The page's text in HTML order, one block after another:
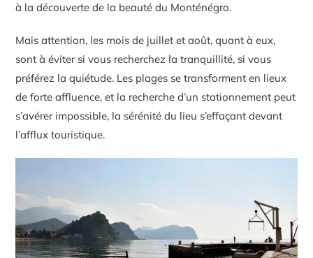
à la découverte de la beauté du Monténégro.
Mais attention, les mois de juillet et août, quant à eux,
sont à éviter si vous recherchez la tranquillité, si vous
préférez la quiétude. Les plages se transforment en lieux
de forte affluence, et la recherche d’un stationnement peut
s’avérer impossible, la sérénité du lieu s’effaçant devant
l’afflux touristique.